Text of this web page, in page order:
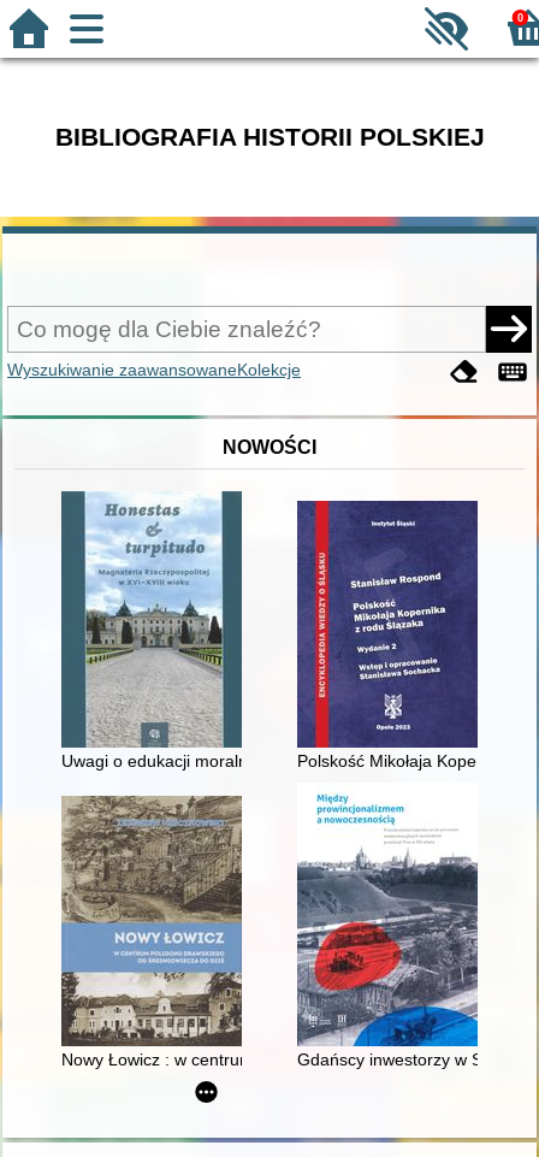
0
BIBLIOGRAFIA HISTORII POLSKIEJ
Wyszukiwanie zaawansowaneKolekcje
NOWOŚCI
Uwagi o edukacji moralnej synów szlacheckich w XVI-
Polskość Mikołaja Kopernika z
Nowy Łowicz : w centrum poligonu drawskiego od
Gdańscy inwestorzy w